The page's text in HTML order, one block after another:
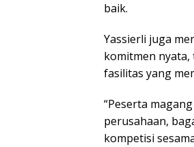
baik.
Yassierli juga
komitmen
fasilitas yang
“Peserta
perusahaan,
kompetisi